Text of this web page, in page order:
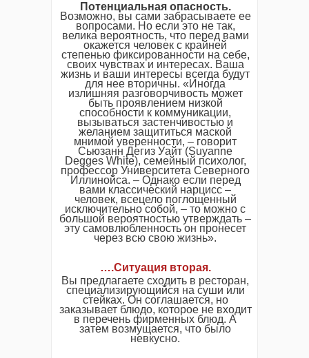
Потенциальная опасность.
Возможно, вы сами забрасываете ее
вопросами. Но если это не так,
велика вероятность, что перед вами
окажется человек с крайней
степенью фиксированности на себе,
своих чувствах и интересах. Ваша
жизнь и ваши интересы всегда будут
для нее вторичны. «Иногда
излишняя разговорчивость может
быть проявлением низкой
способности к коммуникации,
вызываться застенчивостью и
желанием защититься маской
мнимой уверенности, – говорит
Сьюзанн Дегиз Уайт (Suyanne
Degges White), семейный психолог,
профессор Университета Северного
Иллинойса. – Однако если перед
вами классический нарцисс –
человек, всецело поглощенный
исключительно собой, – то можно с
большой вероятностью утверждать –
эту самовлюбленность он пронесет
через всю свою жизнь».
….Ситуация вторая.
Вы предлагаете сходить в ресторан,
специализирующийся на суши или
стейках. Он соглашается, но
заказывает блюдо, которое не входит
в перечень фирменных блюд. А
затем возмущается, что было
невкусно.